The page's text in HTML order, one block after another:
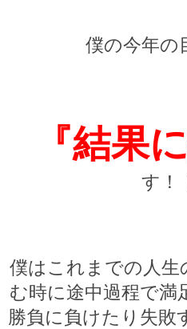
僕の今年の
『結果
す！
僕はこれまでの人生
む時に途中過程で満
勝負に負けたり失敗